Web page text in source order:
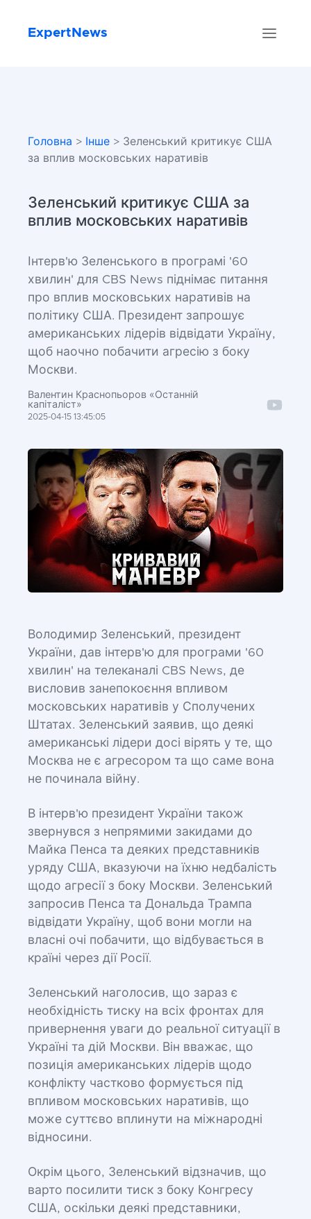
ExpertNews
Головна > Інше > Зеленський критикує США
за вплив московських наративів
Зеленський критикує США за
вплив московських наративів
Інтерв'ю Зеленського в програмі '60
хвилин' для CBS News піднімає питання
про вплив московських наративів на
політику США. Президент запрошує
американських лідерів відвідати Україну,
щоб наочно побачити агресію з боку
Москви.
Валентин Краснопьоров «Останній
капіталіст»
2025-04-15 13:45:05
Володимир Зеленський, президент
України, дав інтерв'ю для програми '60
хвилин' на телеканалі CBS News, де
висловив занепокоєння впливом
московських наративів у Сполучених
Штатах. Зеленський заявив, що деякі
американські лідери досі вірять у те, що
Москва не є агресором та що саме вона
не починала війну.
В інтерв'ю президент України також
звернувся з непрямими закидами до
Майка Пенса та деяких представників
уряду США, вказуючи на їхню недбалість
щодо агресії з боку Москви. Зеленський
запросив Пенса та Дональда Трампа
відвідати Україну, щоб вони могли на
власні очі побачити, що відбувається в
країні через дії Росії.
Зеленський наголосив, що зараз є
необхідність тиску на всіх фронтах для
привернення уваги до реальної ситуації в
Україні та дій Москви. Він вважає, що
позиція американських лідерів щодо
конфлікту частково формується під
впливом московських наративів, що
може суттєво вплинути на міжнародні
відносини.
Окрім цього, Зеленський відзначив, що
варто посилити тиск з боку Конгресу
США, оскільки деякі представники,